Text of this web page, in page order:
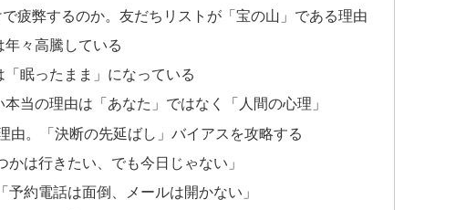
疲弊するのか。友だちリストが「宝の山」である理由
々高騰している
眠ったまま」になっている
当の理由は「あなた」ではなく「人間の心理」
由。「決断の先延ばし」バイアスを攻略する
は行きたい、でも今日じゃない」
約電話は面倒、メールは開かない」